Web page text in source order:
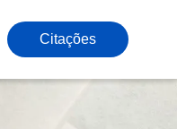
Citações